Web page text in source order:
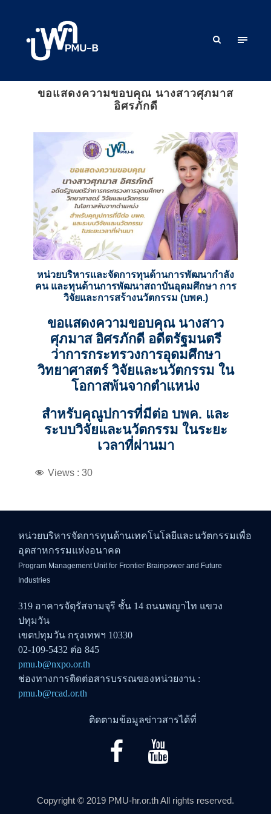
ขอแสดงความขอบคุณ นางสาวศุภมาส
อิศรภักดี
หน่วยบริหารและจัดการทุนด้านการพัฒนากำลัง
คน และทุนด้านการพัฒนาสถาบันอุดมศึกษา การ
วิจัยและการสร้างนวัตกรรม (บพค.)
ขอแสดงความขอบคุณ นางสาว
ศุภมาส อิศรภักดี อดีตรัฐมนตรี
ว่าการกระทรวงการอุดมศึกษา
วิทยาศาสตร์ วิจัยและนวัตกรรม ใน
โอกาสพ้นจากตำแหน่ง
สำหรับคุณูปการที่มีต่อ บพค. และ
ระบบวิจัยและนวัตกรรม ในระยะ
เวลาที่ผ่านมา
Views : 30
หน่วยบริหารจัดการทุนด้านเทคโนโลยีและนวัตกรรมเพื่อ
อุตสาหกรรมแห่งอนาคต
Program Management Unit for Frontier Brainpower and Future
Industries
319 อาคารจัตุรัสจามจุรี ชั้น 14 ถนนพญาไท แขวง
ปทุมวัน
เขตปทุมวัน กรุงเทพฯ 10330
02-109-5432 ต่อ 845
pmu.b@nxpo.or.th
ช่องทางการติดต่อสารบรรณของหน่วยงาน :
pmu.b@rcad.or.th
ติดตามข้อมูลข่าวสารได้ที่
Copyright © 2019 PMU-hr.or.th All rights reserved.